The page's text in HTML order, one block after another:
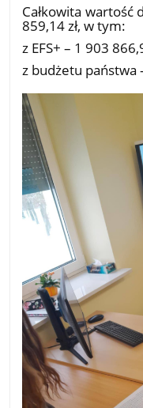
Całkowita
859,14 zł, w tym:
z EFS+ – 1 903
z budżetu państwa